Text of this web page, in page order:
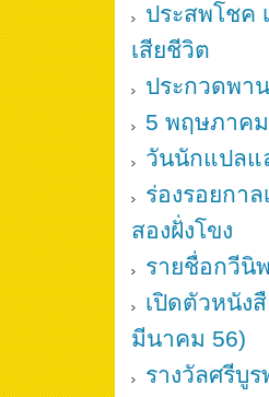
ประสพโชค
เสียชีวิต
ประกวดพา
5 พฤษภาค
วันนักแปลแ
ร่องรอยกา
สองฝั่งโขง
รายชื่อกวีนิ
เปิดตัวหนัง
มีนาคม 56)
รางวัลศรีบู